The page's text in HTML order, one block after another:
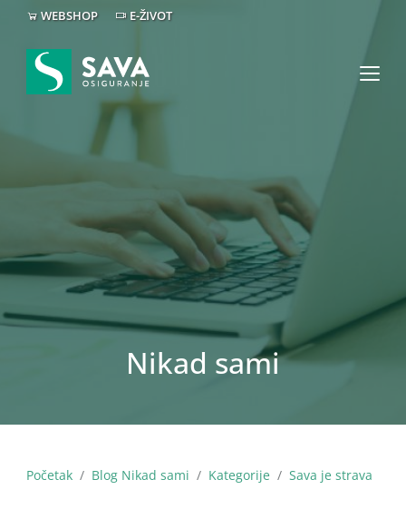
WEBSHOP E-ŽIVOT
Nikad sami
Početak Blog Nikad sami Kategorije Sava je strava